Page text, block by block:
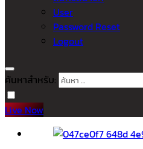
User
Password Reset
Logout
ค้นหาสำหรับ:
Live Now